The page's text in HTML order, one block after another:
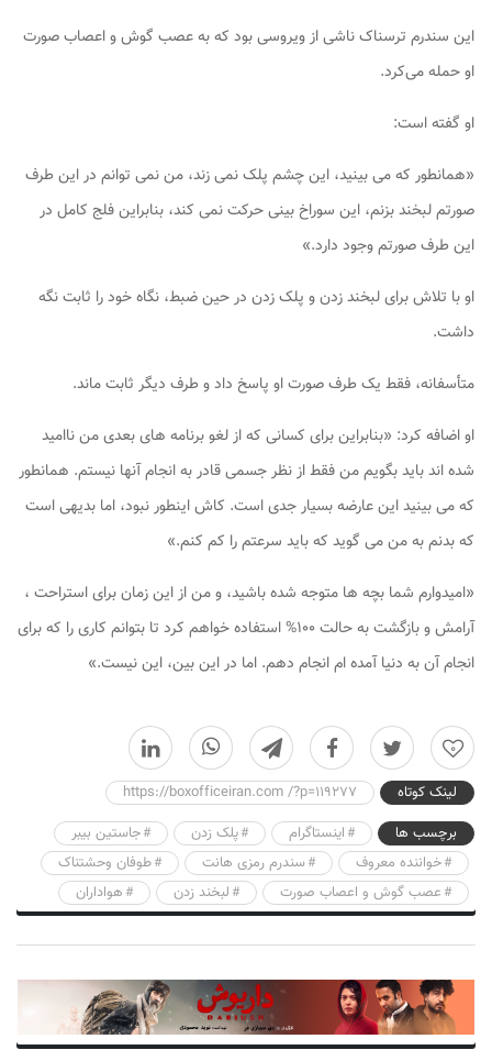
این سندرم ترسناک ناشی از ویروسی بود که به عصب گوش و اعصاب صورت
او حمله می‌کرد.
او گفته است:
«همانطور که می بینید، این چشم پلک نمی زند، من نمی توانم در این طرف
صورتم لبخند بزنم، این سوراخ بینی حرکت نمی کند، بنابراین فلج کامل در
این طرف صورتم وجود دارد.»
او با تلاش برای لبخند زدن و پلک زدن در حین ضبط، نگاه خود را ثابت نگه
داشت.
متأسفانه، فقط یک طرف صورت او پاسخ داد و طرف دیگر ثابت ماند.
او اضافه کرد: «بنابراین برای کسانی که از لغو برنامه های بعدی من ناامید
شده اند باید بگویم من فقط از نظر جسمی قادر به انجام آنها نیستم. همانطور
که می بینید این عارضه بسیار جدی است. کاش اینطور نبود، اما بدیهی است
که بدنم به من می گوید که باید سرعتم را کم کنم.»
«امیدوارم شما بچه ها متوجه شده باشید، و من از این زمان برای استراحت ،
آرامش و بازگشت به حالت ۱۰۰% استفاده خواهم کرد تا بتوانم کاری را که برای
انجام آن به دنیا آمده ام انجام دهم. اما در این بین، این نیست.»
0
لینک کوتاه
https://boxofficeiran.com /?p=119277
برچسب ها
اینستاگرام پلک زدن
جاستین بیبر
خواننده معروف
سندرم رمزی هانت
طوفان وحشتناک
عصب گوش و اعصاب صورت
لبخند زدن هواداران